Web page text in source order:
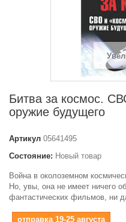
Битва за космос.
оружие будущего
Артикул 05641495
Состояние: Новый товар
Война в околоземном
Но, увы, она не имеет ничего
фантастических фильмов, ни
отправка 19-25 августа